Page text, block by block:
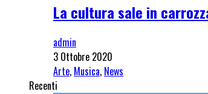
La cultura sale in
admin
3 Ottobre 2020
Arte, Musica, News
Recenti